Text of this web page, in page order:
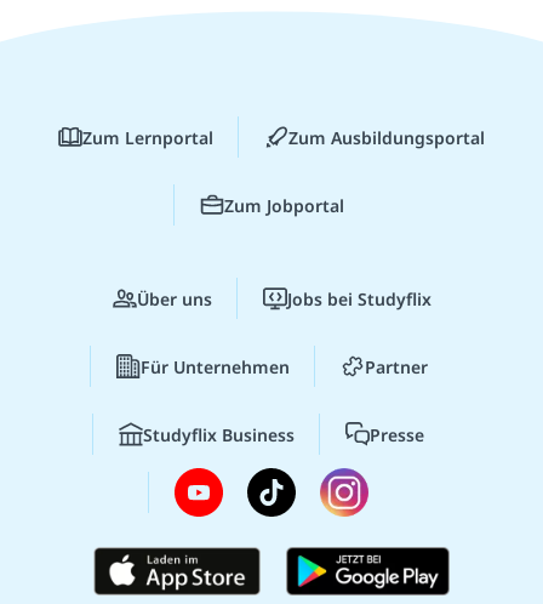
Zum Lernportal Zum Ausbildungsportal
Zum Jobportal
Über uns Jobs bei Studyflix
Für Unternehmen Partner
Studyflix Business Presse